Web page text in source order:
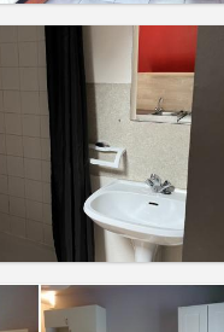
Info
12 months